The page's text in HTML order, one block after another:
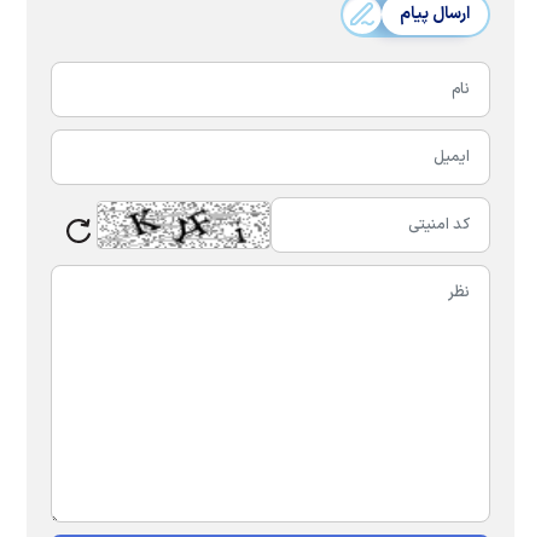
ارسال پیام